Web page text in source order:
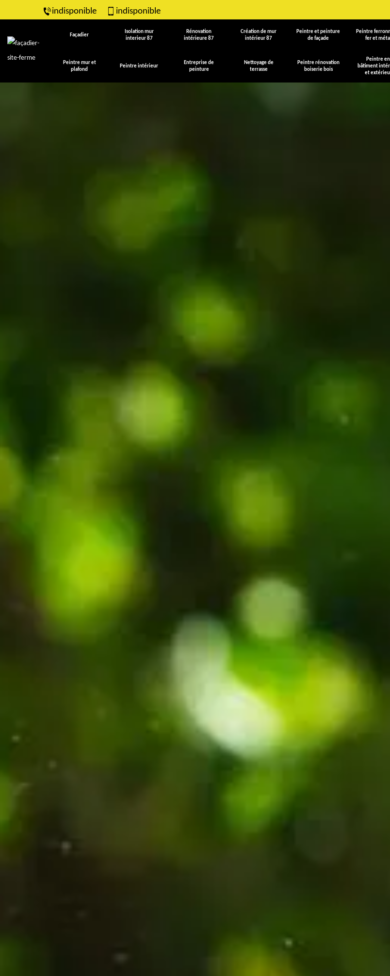
indisponible indisponible
Façadier
Isolation mur
interieur 87
Rénovation
intérieure 87
Création de mur
intérieur 87
Peintre et peinture
de façade
Peintre
fer et métal
Peintre mur et
plafond
Peintre intérieur
Entreprise de
peinture
Nettoyage de
terrasse
Peintre rénovation
boiserie bois
Peintre en
bâtiment
et